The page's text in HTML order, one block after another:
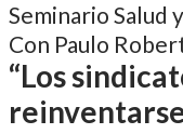
Seminario Salud
Con Paulo
“Los